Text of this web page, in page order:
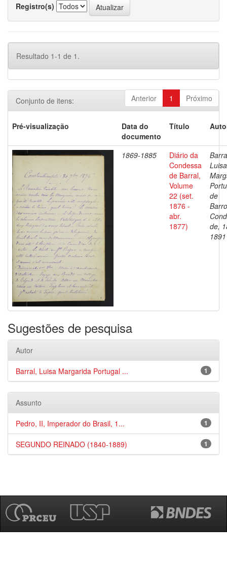
Registro(s)
Resultado 1-1 de 1.
Anterior 1 Próximo
Conjunto de itens:
Pré-visualização
Data do
documento
Título
1869-1885
Diário da
Condessa
de Barral,
Volume
22 (set.
1876 -
abr.
1877)
Luisa
de
de,
1891
Sugestões de pesquisa
Autor
1
Barral, Luisa Margarida Portugal ...
Assunto
1
Pedro, II, Imperador do Brasil, 1...
1
SEGUNDO REINADO (1840-1889)